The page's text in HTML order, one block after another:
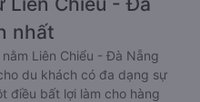
nhất
Liên Chiểu - Đà Nẵng
du khách có đa dạng sự
điều bất lợi làm cho hàng